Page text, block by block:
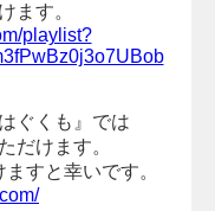
ます。
playlist?
ぐくも』では
だけます。
すと幸いです。